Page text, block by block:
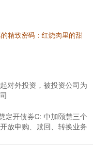
精致密码：红烧肉里的甜
对外投资，被投资公司为
定开债券C: 中加颐慧三个
放申购、赎回、转换业务